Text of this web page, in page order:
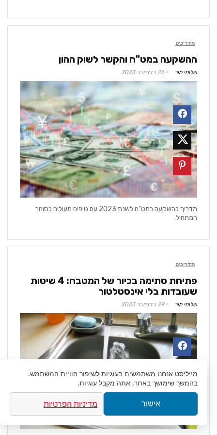
מדריכים
ההשקעה במט"ח והקשר לשוק ההון
שלומי מור 26 בדצמבר 2023
מדריך להשקעה במט"ח לשנת 2023 עם טיפים מעולים לסוחר
המתחיל.
מדריכים
פתיחת סתימה בכיור של המטבח: 4 שיטות
שעובדות בלי אינסטלטור
שלומי מור 29 בדצמבר 2023
מייליסט אנחנו משתמשים בעוגיות לשיפור חוויית המשתמש.
בהמשך שימושך באתר, אתה מקבל עוגיות.
אישור מדיניות הפרטיות